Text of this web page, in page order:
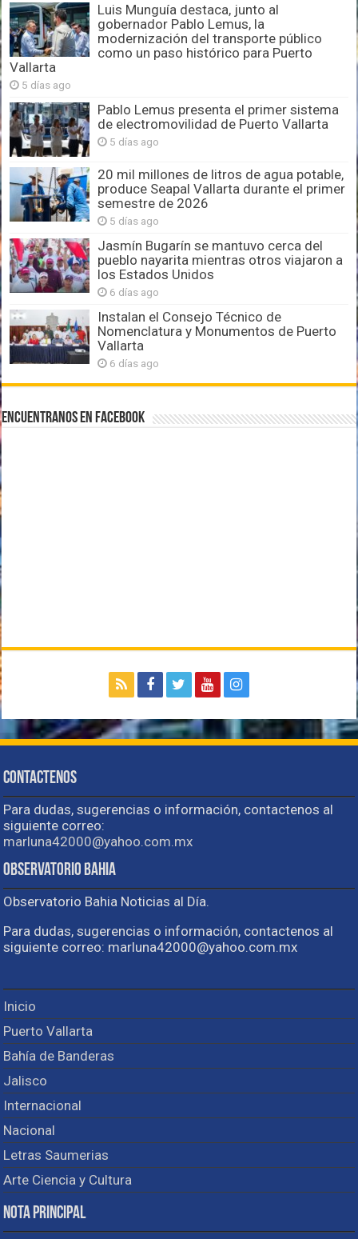
Luis Munguía destaca, junto al
gobernador Pablo Lemus, la
modernización del transporte público
como un paso histórico para Puerto
Vallarta
5 días ago
Pablo Lemus presenta el primer sistema
de electromovilidad de Puerto Vallarta
5 días ago
20 mil millones de litros de agua potable,
produce Seapal Vallarta durante el primer
semestre de 2026
5 días ago
Jasmín Bugarín se mantuvo cerca del
pueblo nayarita mientras otros viajaron a
los Estados Unidos
6 días ago
Instalan el Consejo Técnico de
Nomenclatura y Monumentos de Puerto
Vallarta
6 días ago
Encuentranos en Facebook
Contactenos
Para dudas, sugerencias o información, contactenos al
siguiente correo:
marluna42000@yahoo.com.mx
Observatorio Bahia
Observatorio Bahia Noticias al Día.
Para dudas, sugerencias o información, contactenos al
siguiente correo: marluna42000@yahoo.com.mx
Inicio
Puerto Vallarta
Bahía de Banderas
Jalisco
Internacional
Nacional
Letras Saumerias
Arte Ciencia y Cultura
Nota Principal